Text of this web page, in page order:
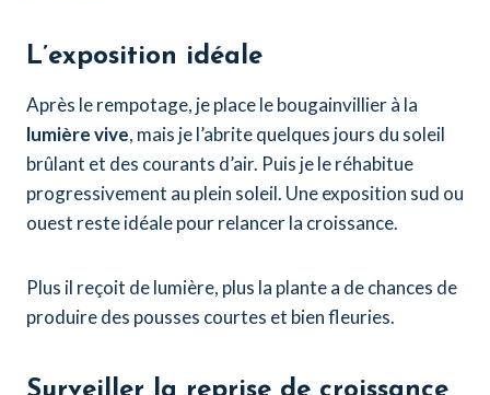
L’exposition idéale
Après le rempotage, je place le bougainvillier à la
lumière vive, mais je l’abrite quelques jours du soleil
brûlant et des courants d’air. Puis je le réhabitue
progressivement au plein soleil. Une exposition sud ou
ouest reste idéale pour relancer la croissance.
Plus il reçoit de lumière, plus la plante a de chances de
produire des pousses courtes et bien fleuries.